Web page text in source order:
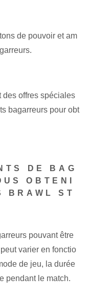
de pouvoir et am
des offres spéciales
bagarreurs pour obt
DE BAG
OBTENI
BRAWL ST
pouvant être
varier en fonctio
de jeu, la durée
pendant le match.